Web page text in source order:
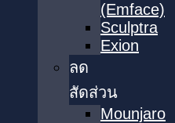
(Emface)
Sculptra
Exion
ลด
สัดส่วน
Mounjaro